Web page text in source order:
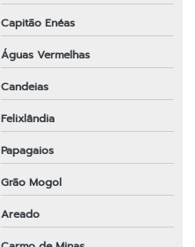
Capitão Enéas
Águas Vermelhas
Candeias
Felixlândia
Papagaios
Grão Mogol
Areado